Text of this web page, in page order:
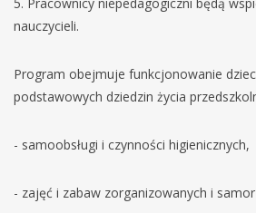
nauczycieli.
Program obejmuje funkcjonowanie
podstawowych dziedzin życia
- samoobsługi i czynności higienicznych,
- zajęć i zabaw zorganizowanych i